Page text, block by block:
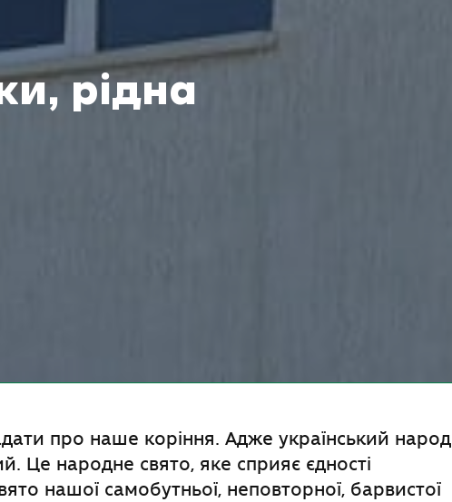
рідна
про наше коріння. Адже український народ
Це народне свято, яке сприяє єдності
нашої самобутньої, неповторної, барвистої